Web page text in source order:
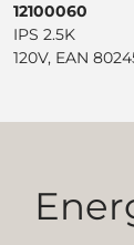
12100060
IPS 2.5K
120V, EAN